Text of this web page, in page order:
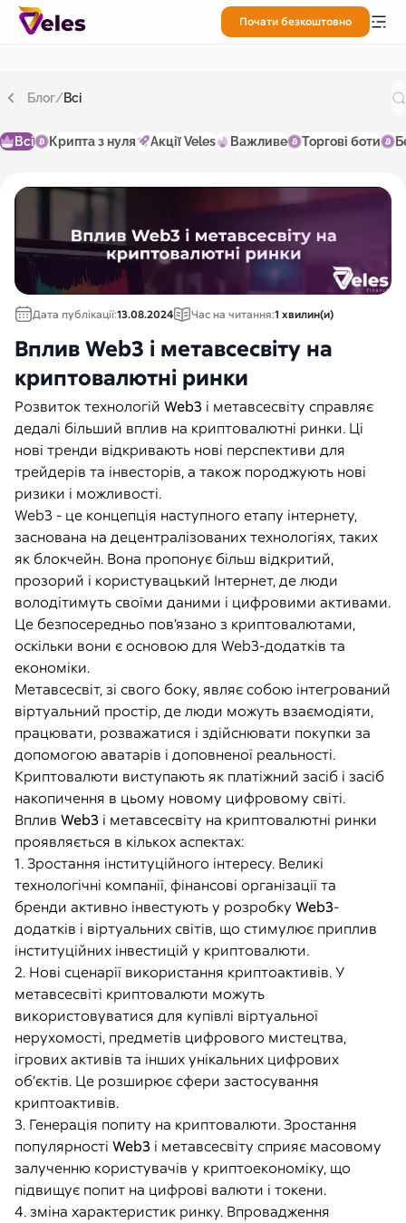
Почати безкоштовно
Блог/Всі
Всі Крипта з нуля Акції Veles Важливе Торгові боти
Дата публікації:13.08.2024 Час на читання:1 хвилин(и)
Вплив Web3 і метавсесвіту на
криптовалютні ринки
Розвиток технологій Web3 і метавсесвіту справляє
дедалі більший вплив на криптовалютні ринки. Ці
нові тренди відкривають нові перспективи для
трейдерів та інвесторів, а також породжують нові
ризики і можливості.
Web3 - це концепція наступного етапу інтернету,
заснована на децентралізованих технологіях, таких
як блокчейн. Вона пропонує більш відкритий,
прозорий і користувацький Інтернет, де люди
володітимуть своїми даними і цифровими активами.
Це безпосередньо пов’язано з криптовалютами,
оскільки вони є основою для Web3-додатків та
економіки.
Метавсесвіт, зі свого боку, являє собою інтегрований
віртуальний простір, де люди можуть взаємодіяти,
працювати, розважатися і здійснювати покупки за
допомогою аватарів і доповненої реальності.
Криптовалюти виступають як платіжний засіб і засіб
накопичення в цьому новому цифровому світі.
Вплив Web3 і метавсесвіту на криптовалютні ринки
проявляється в кількох аспектах:
1. Зростання інституційного інтересу. Великі
технологічні компанії, фінансові організації та
бренди активно інвестують у розробку Web3-
додатків і віртуальних світів, що стимулює приплив
інституційних інвестицій у криптовалюти.
2. Нові сценарії використання криптоактивів. У
метавсесвіті криптовалюти можуть
використовуватися для купівлі віртуальної
нерухомості, предметів цифрового мистецтва,
ігрових активів та інших унікальних цифрових
об’єктів. Це розширює сфери застосування
криптоактивів.
3. Генерація попиту на криптовалюти. Зростання
популярності Web3 і метавсесвіту сприяє масовому
залученню користувачів у криптоекономіку, що
підвищує попит на цифрові валюти і токени.
4. зміна характеристик ринку. Впровадження